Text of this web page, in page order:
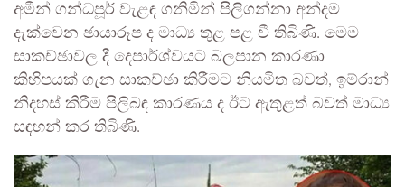
අමීන් ගන්ධපූර් වැළඳ ගනිමින් පිලිගන්නා අන්දම
දැක්වෙන ඡායාරූප ද මාධ්‍ය තුළ පළ වී තිබිණි. මෙම
සාකච්ඡාවල දී දෙපාර්ශ්වයට බලපාන කාරණා
කිහිපයක් ගැන සාකච්ඡා කිරීමට නියමිත බවත්, ඉම්රාන්
නිදහස් කිරීම පිලිබඳ කාරණය ද ඊට ඇතුළත් බවත් මාධ්‍ය
සඳහන් කර තිබිණි.